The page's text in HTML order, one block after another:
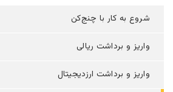
شروع به کار با چنج‌کن
واریز و برداشت ریالی
واریز و برداشت ارزدیجیتال